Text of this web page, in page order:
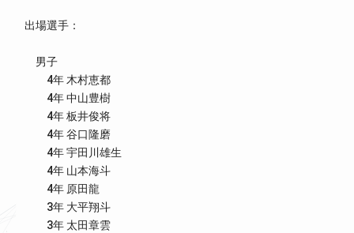
出場選手：
男子
4年 木村恵都
4年 中山豊樹
4年 板井俊将
4年 谷口隆磨
4年 宇田川雄生
4年 山本海斗
4年 原田龍
3年 大平翔斗
3年 太田章雲